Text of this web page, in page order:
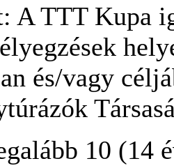
A TTT Kupa
és/vagy
10 (14